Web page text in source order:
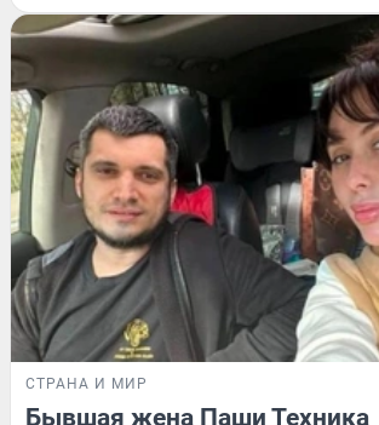
СТРАНА И МИР
Бывшая жена Паши Техника